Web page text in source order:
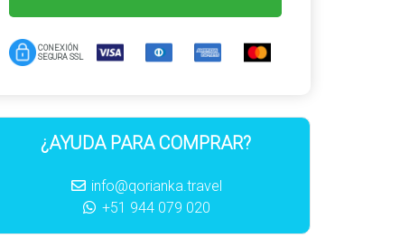
CONEXIÓN
SEGURA SSL
¿AYUDA PARA COMPRAR?
info@qorianka.travel
+51 944 079 020